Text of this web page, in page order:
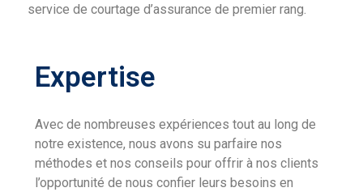
service de courtage d’assurance de premier rang.
Expertise
Avec de nombreuses expériences tout au long de
notre existence, nous avons su parfaire nos
méthodes et nos conseils pour offrir à nos clients
l’opportunité de nous confier leurs besoins en